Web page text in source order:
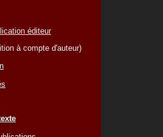
éditeur
à compte d'auteur)